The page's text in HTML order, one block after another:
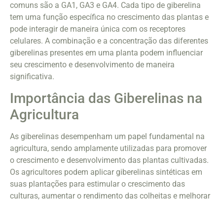
comuns são a GA1, GA3 e GA4. Cada tipo de giberelina
tem uma função específica no crescimento das plantas e
pode interagir de maneira única com os receptores
celulares. A combinação e a concentração das diferentes
giberelinas presentes em uma planta podem influenciar
seu crescimento e desenvolvimento de maneira
significativa.
Importância das Giberelinas na
Agricultura
As giberelinas desempenham um papel fundamental na
agricultura, sendo amplamente utilizadas para promover
o crescimento e desenvolvimento das plantas cultivadas.
Os agricultores podem aplicar giberelinas sintéticas em
suas plantações para estimular o crescimento das
culturas, aumentar o rendimento das colheitas e melhorar